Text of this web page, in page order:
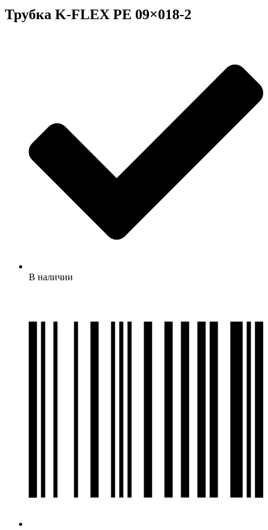
Трубка K-FLEX PE 09×018-2
В наличии